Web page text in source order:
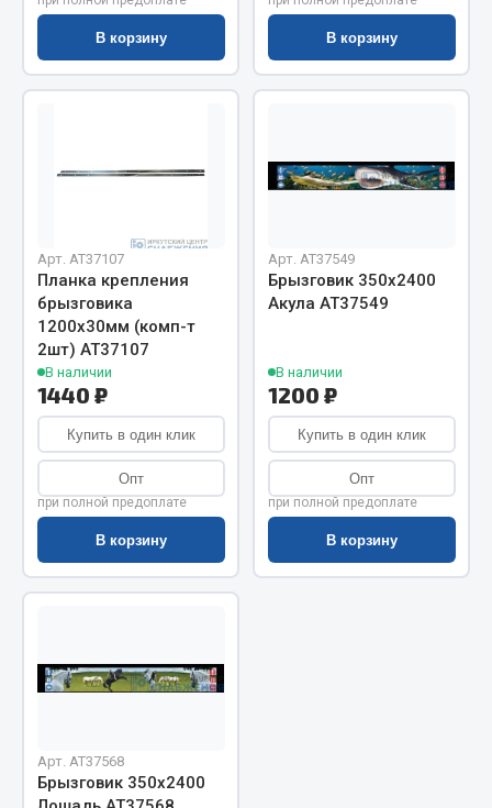
Весь раздел
Цепи подъёмные
Кольца уплотнительные
Лента конвейерная
Манжеты
Паронит
Патрубки
Прокладки
Рукава высокого давления
Показать ещё
Весь раздел
Автолампы
Выключатели и переключатели клавишные
Выключатели кнопочные
В корзину В корзину
Арт. AT37107
Планка крепления
брызговика
1200х30мм (комп-т
2шт) АТ37107
В наличии
1440 ₽
Купить в один клик
Опт
при полной предоплате
В корзину
Арт. AT37549
Брызговик 350х2400
Акула АТ37549
В наличии
1200 ₽
Купить в один клик
Опт
при полной предоплате
В корзину
Арт. AT37568
Брызговик 350х2400